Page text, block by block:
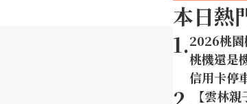
本日熱
1.2026桃
桃機還是
信用卡停
【雲林